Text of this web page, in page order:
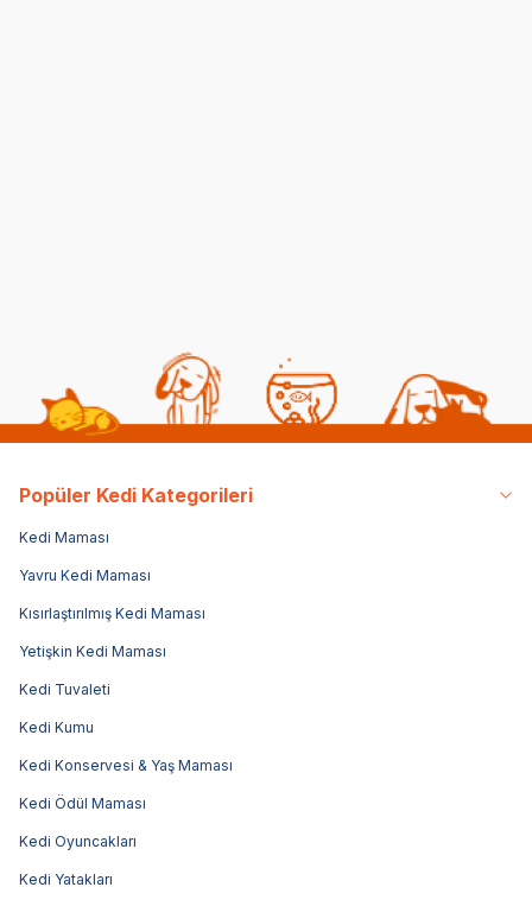
Popüler Kedi Kategorileri
Kedi Maması
Yavru Kedi Maması
Kısırlaştırılmış Kedi Maması
Yetişkin Kedi Maması
Kedi Tuvaleti
Kedi Kumu
Kedi Konservesi & Yaş Maması
Kedi Ödül Maması
Kedi Oyuncakları
Kedi Yatakları